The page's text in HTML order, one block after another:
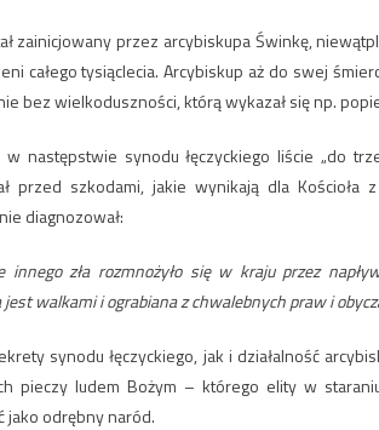
zainicjowany przez arcybiskupa Świnkę,
całego tysiąclecia. Arcybiskup aż do swej
bez wielkoduszności, którą wykazał się np.
następstwie synodu łęczyckiego liście „do
przed szkodami, jakie wynikają dla
diagnozował:
innego zła rozmnożyło się w kraju przez
walkami i ograbiana z chwalebnych praw i
synodu łęczyckiego, jak i działalność
pieczy ludem Bożym – którego elity w
jako odrębny naród.